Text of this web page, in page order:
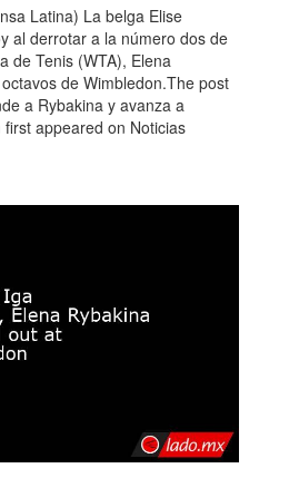
Latina) La belga Elise
al derrotar a la número dos de
de Tenis (WTA), Elena
de Wimbledon.The post
a Rybakina y avanza a
appeared on Noticias